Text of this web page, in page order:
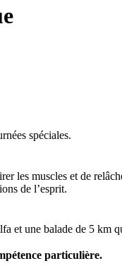
spéciales.
les muscles et de
de l’esprit.
et une balade de 5 km
particulière.